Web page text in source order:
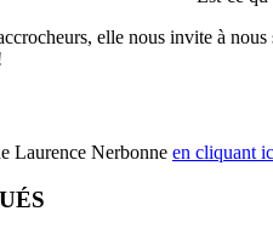
elle nous invite à
Laurence Nerbonne en cliquant